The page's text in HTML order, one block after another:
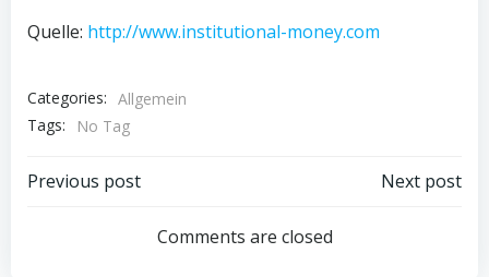
Quelle: http://www.institutional-money.com
Categories: Allgemein
Tags:
No Tag
Post
navigation
Previous post
navigation
Next post
Comments are closed